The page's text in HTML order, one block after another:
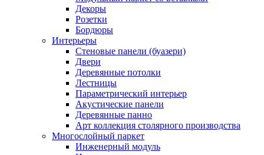
Декоры
Розетки
Бордюры
Интерьеры
Стеновые панели (буазери)
Двери
Деревянные потолки
Лестницы
Параметрический интерьер
Акустические панели
Деревянные панно
Арт коллекция столярного производства
Многослойный паркет
Инженерный модуль